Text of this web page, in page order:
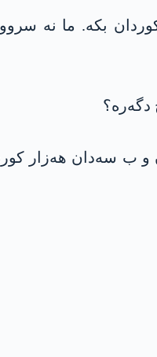
کوردان بکە. ما نە
دگەرە؟
و ب سەدان ھەزار